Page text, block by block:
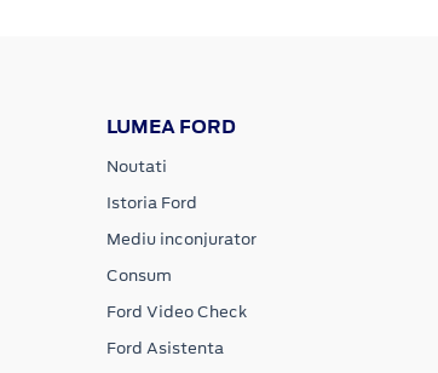
LUMEA FORD
Noutati
Istoria Ford
Mediu inconjurator
Consum
Ford Video Check
Ford Asistenta